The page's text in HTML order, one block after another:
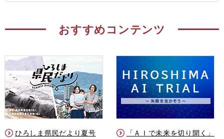
おすすめコンテンツ
ひろしま県民だより夏号
「ＡＩで未来を切り開く」